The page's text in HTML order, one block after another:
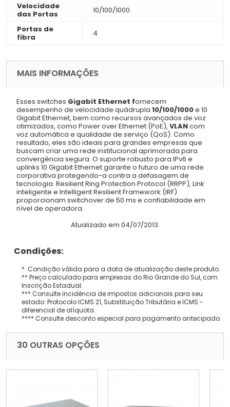
Velocidade
das Portas
10/100/1000
Portas de
fibra
4
MAIS INFORMAÇÕES
Esses switches Gigabit Ethernet fornecem
desempenho de velocidade quádrupla 10/100/1000e 10
Gigabit Ethernet, bem como recursos avançados de voz
otimizados, como Power over Ethernet (PoE), VLANcom
voz automática e qualidade de serviço (QoS). Como
resultado, eles são ideais para grandes empresas que
buscam criar uma rede institucional aprimorada para
convergência segura. O suporte robusto para IPv6 e
uplinks 10 Gigabit Ethernet garante o futuro de uma rede
corporativa protegendo-a contra a defasagem de
tecnologia. Resilient Ring Protection Protocol (RRPP), Link
inteligente e Intelligent Resilient Framework (IRF)
proporcionam switchover de 50 ms e confiabilidade em
nível de operadora.
Atualizado em 04/07/2013.
Condições:
* Condição válida para a data de atualização deste produto.
** Preço calculado para empresas do Rio Grande do Sul, com
Inscrição Estadual.
*** Consulte incidência de impostos adicionais para seu
estado: Protocolo ICMS 21, Substituição Tributária e ICMS -
diferencial de alíquota.
**** Consulte desconto especial para pagamento antecipado.
30 OUTRAS OPÇÕES